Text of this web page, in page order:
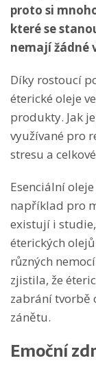
proto si
které se
nemají žádné
Díky rostoucí
éterické oleje
produkty. Jak
využívané pro
stresu a
Esenciální
například pro
existují i
éterických
různých
zjistila, že
zabrání tvorbě
zánětu.
Emoční